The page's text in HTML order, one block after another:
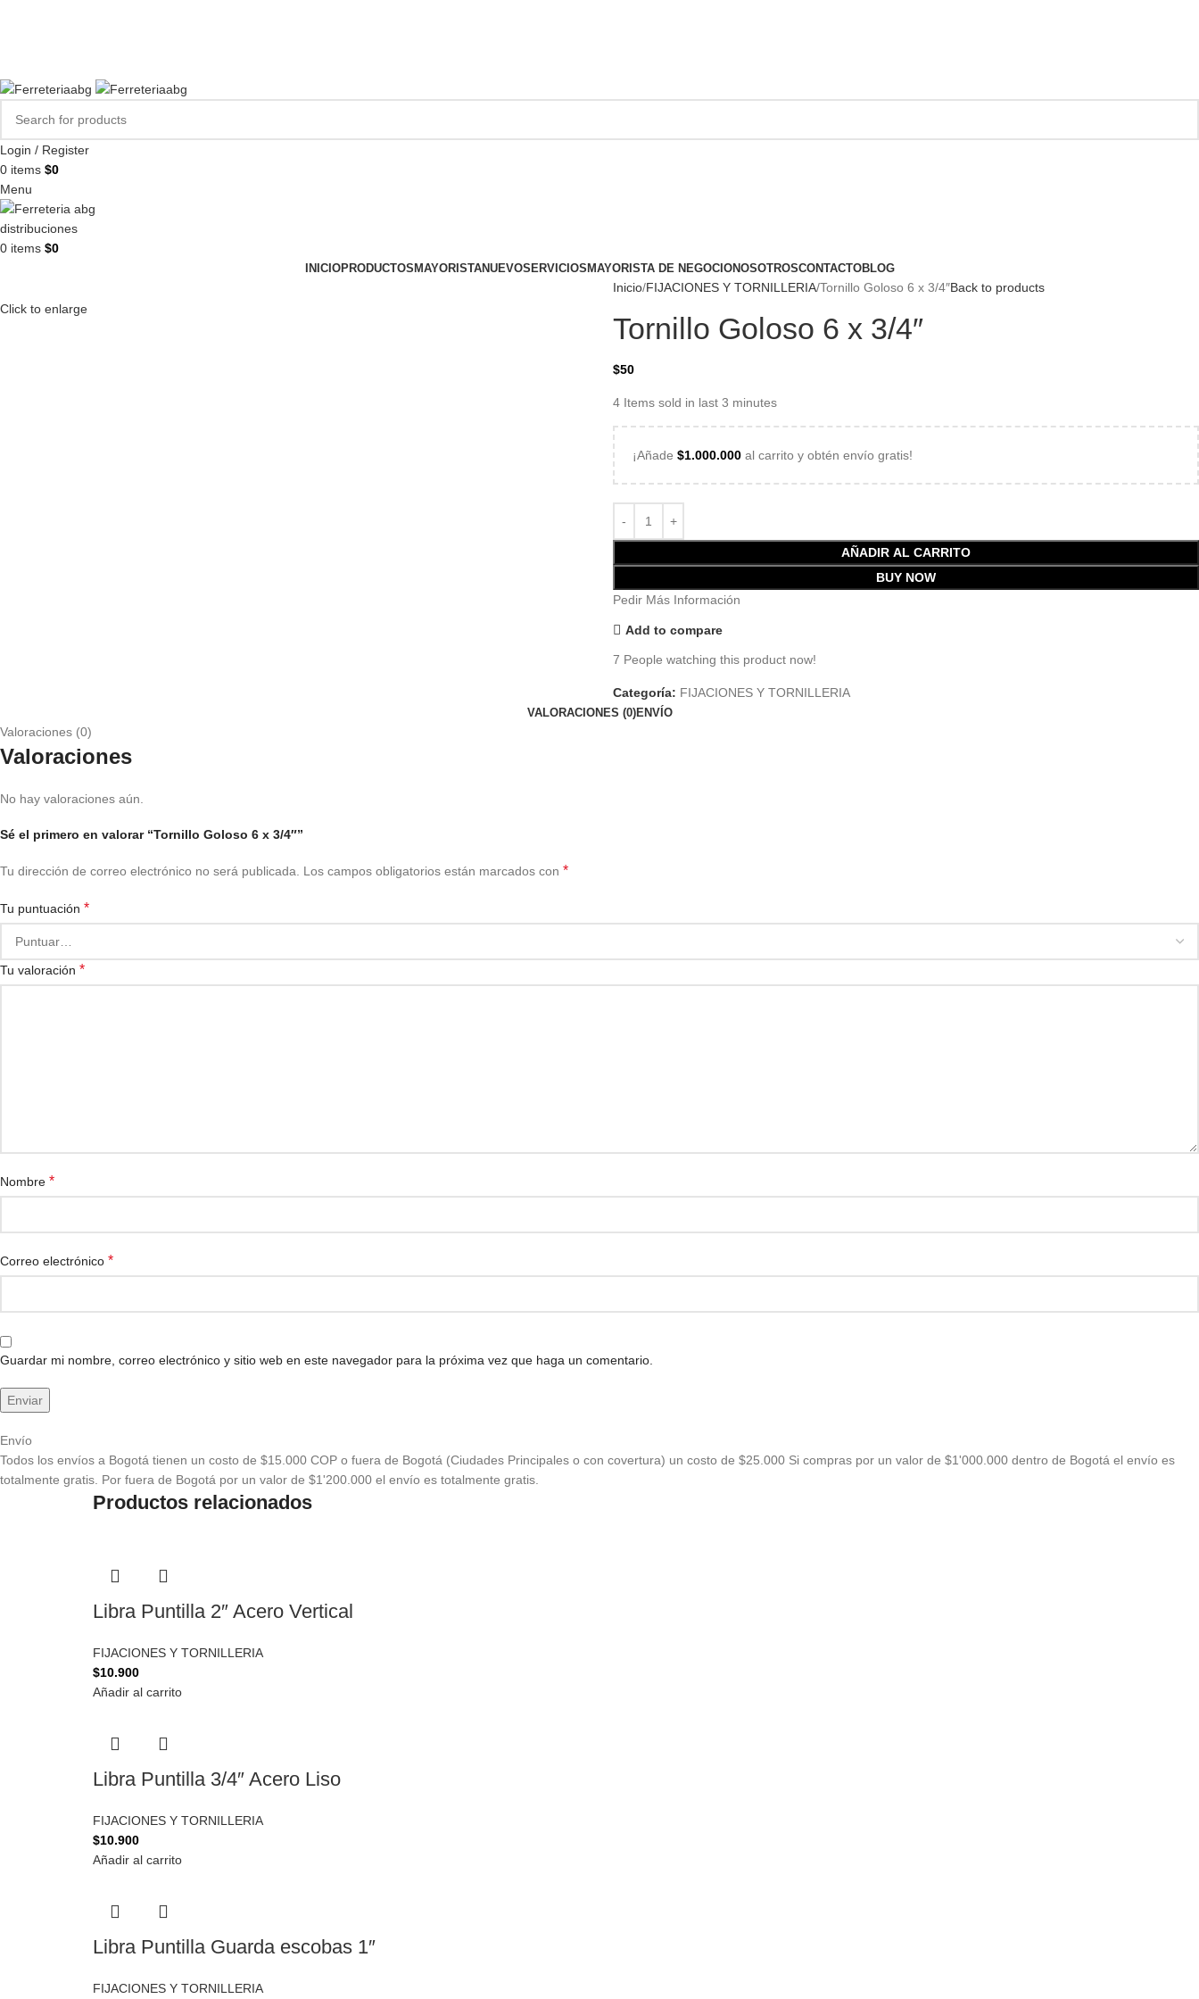
Login / Register
0 items $0
Menu
0 items $0
INICIOPRODUCTOS MAYORISTANUEVOSERVICIOS MAYORISTA DE NEGOCIONOSOTROSCONTACTOBLOG
Click to enlarge
Inicio FIJACIONES Y TORNILLERIA Tornillo Goloso 6 x 3/4″Back to products
Tornillo Goloso 6 x 3/4″
$50
4 Items sold in last 3 minutes
¡Añade $1.000.000 al carrito y obtén envío gratis!
AÑADIR AL CARRITO
BUY NOW
Pedir Más Información
Add to compare
7 People watching this product now!
Categoría: FIJACIONES Y TORNILLERIA
VALORACIONES (0)ENVÍO
Valoraciones (0)
Valoraciones
No hay valoraciones aún.
Sé el primero en valorar “Tornillo Goloso 6 x 3/4″”
Tu dirección de correo electrónico no será publicada. Los campos obligatorios están marcados con *
Tu puntuación *
Tu valoración *
Nombre *
Correo electrónico *
Guardar mi nombre, correo electrónico y sitio web en este navegador para la próxima vez que haga un comentario.
Envío
Todos los envíos a Bogotá tienen un costo de $15.000 COP o fuera de Bogotá (Ciudades Principales o con covertura) un costo de $25.000 Si compras por un valor de $1'000.000 dentro de Bogotá el envío es
totalmente gratis. Por fuera de Bogotá por un valor de $1'200.000 el envío es totalmente gratis.
Productos relacionados
Libra Puntilla 2″ Acero Vertical
FIJACIONES Y TORNILLERIA
$10.900
Añadir al carrito
Libra Puntilla 3/4″ Acero Liso
FIJACIONES Y TORNILLERIA
$10.900
Añadir al carrito
Libra Puntilla Guarda escobas 1″
FIJACIONES Y TORNILLERIA